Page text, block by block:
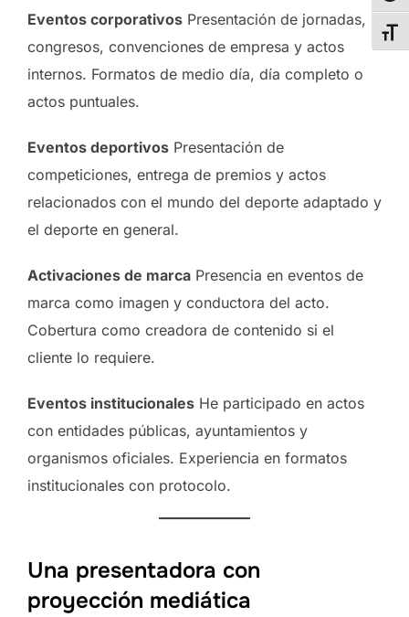
Eventos corporativos Presentación de jornadas,
congresos, convenciones de empresa y actos
internos. Formatos de medio día, día completo o
actos puntuales.
Eventos deportivos Presentación de
competiciones, entrega de premios y actos
relacionados con el mundo del deporte adaptado y
el deporte en general.
Activaciones de marca Presencia en eventos de
marca como imagen y conductora del acto.
Cobertura como creadora de contenido si el
cliente lo requiere.
Eventos institucionales He participado en actos
con entidades públicas, ayuntamientos y
organismos oficiales. Experiencia en formatos
institucionales con protocolo.
Una presentadora con
proyección mediática